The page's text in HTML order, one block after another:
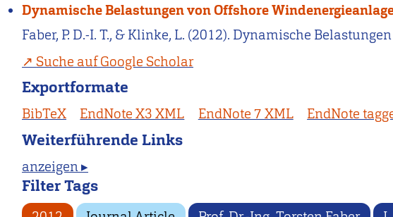
Dynamische Belastungen von Offshore
Faber, P. D.-I. T., & Klinke, L. (2012). Dynamische
Suche auf Google Scholar
Exportformate
BibTeX EndNote X3 XML EndNote 7 XML EndNote
Weiterführende Links
anzeigen ▸
Filter Tags